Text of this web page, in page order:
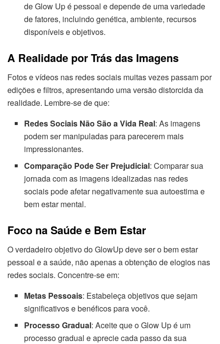
de Glow Up é pessoal e depende de uma variedade
de fatores, incluindo genética, ambiente, recursos
disponíveis e objetivos.
A Realidade por Trás das Imagens
Fotos e vídeos nas redes sociais muitas vezes passam por
edições e filtros, apresentando uma versão distorcida da
realidade. Lembre-se de que:
Redes Sociais Não São a Vida Real: As imagens
podem ser manipuladas para parecerem mais
impressionantes.
Comparação Pode Ser Prejudicial: Comparar sua
jornada com as imagens idealizadas nas redes
sociais pode afetar negativamente sua autoestima e
bem estar mental.
Foco na Saúde e Bem Estar
O verdadeiro objetivo do GlowUp deve ser o bem estar
pessoal e a saúde, não apenas a obtenção de elogios nas
redes sociais. Concentre-se em:
Metas Pessoais: Estabeleça objetivos que sejam
significativos e benéficos para você.
Processo Gradual: Aceite que o Glow Up é um
processo gradual e aprecie cada passo da sua